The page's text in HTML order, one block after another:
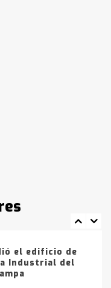
en
de Bahía
Agosto vendrá
en gran parte
drogas en la
el edificio de
Industrial del